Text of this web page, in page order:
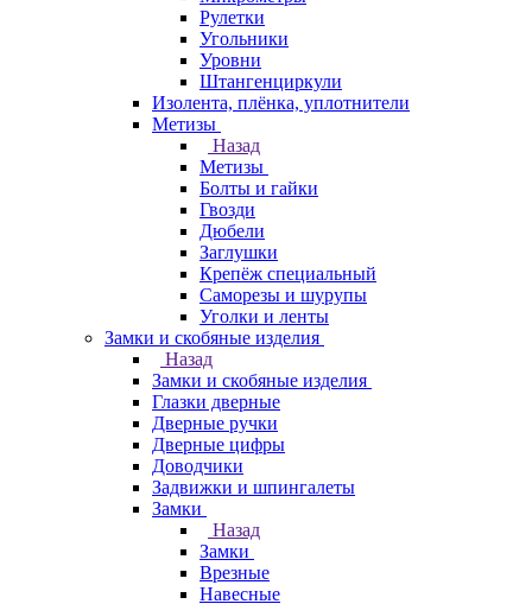
Рулетки
Угольники
Уровни
Штангенциркули
Изолента, плёнка, уплотнители
Метизы
Назад
Метизы
Болты и гайки
Гвозди
Дюбели
Заглушки
Крепёж специальный
Саморезы и шурупы
Уголки и ленты
Замки и скобяные изделия
Назад
Замки и скобяные изделия
Глазки дверные
Дверные ручки
Дверные цифры
Доводчики
Задвижки и шпингалеты
Замки
Назад
Замки
Врезные
Навесные